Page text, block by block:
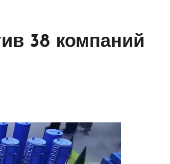
38 компаний